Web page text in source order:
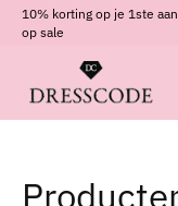
10% korting op je 1ste
op sale